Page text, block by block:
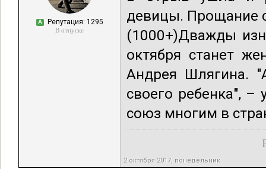
А Репутация: 1295
В отпуске
девицы. Прощание
(1000+)Дважды
октября станет
Андрея Шлягина.
своего ребенка", –
союз многим в
2 октября 2017, понедельник